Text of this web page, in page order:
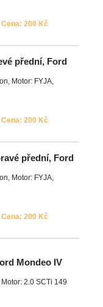
Cena: 200 Kč
přední, Ford
Motor: FYJA,
Cena: 200 Kč
přední, Ford
Motor: FYJA,
Cena: 200 Kč
Mondeo IV
2.0 SCTi 149